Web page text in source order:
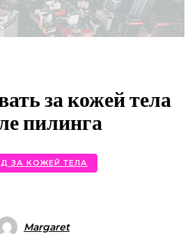
за кожей тела
пилинга
ЗА КОЖЕЙ ТЕЛА
Margaret